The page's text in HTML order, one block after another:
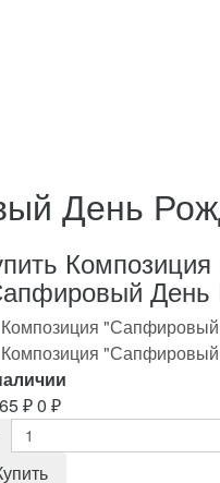
День
День
Композиция
Композиция
₽0 ₽